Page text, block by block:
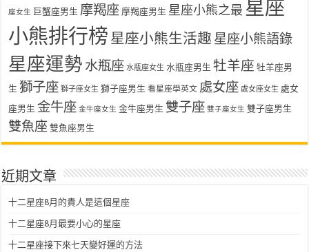
座女生 巨蟹座男生 摩羯座 摩羯座男生 星座小熊之最 星座
小熊排行榜 星座小熊生活趣 星座小熊語錄
星座運勢 水瓶座 水瓶座女生 水瓶座男生 牡羊座 牡羊座男
生 獅子座 獅子座女生 獅子座男生 看星座學英文 處女座 處女座女生 處女
座男生 金牛座 金牛座女生 金牛座男生 雙子座 雙子座女生 雙子座男生
雙魚座 雙魚座男生
近期文章
十二星座8月的貴人是這個星座
十二星座8月最要小心的星座
十二星座接下來七天變好運的方法